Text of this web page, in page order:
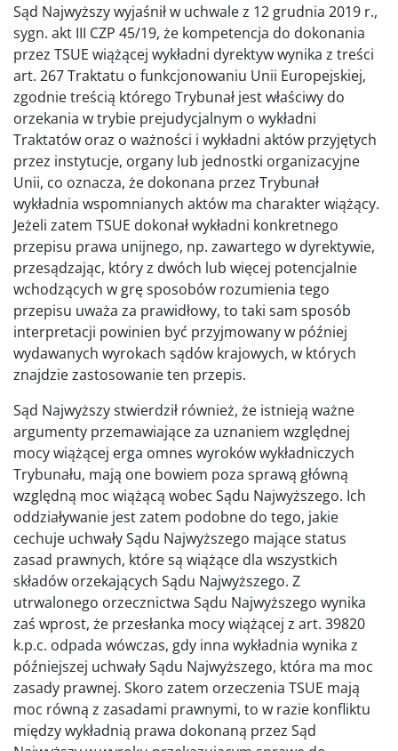
Sąd Najwyższy wyjaśnił w uchwale z 12 grudnia 2019 r.,
sygn. akt III CZP 45/19, że kompetencja do dokonania
przez TSUE wiążącej wykładni dyrektyw wynika z treści
art. 267 Traktatu o funkcjonowaniu Unii Europejskiej,
zgodnie treścią którego Trybunał jest właściwy do
orzekania w trybie prejudycjalnym o wykładni
Traktatów oraz o ważności i wykładni aktów przyjętych
przez instytucje, organy lub jednostki organizacyjne
Unii, co oznacza, że dokonana przez Trybunał
wykładnia wspomnianych aktów ma charakter wiążący.
Jeżeli zatem TSUE dokonał wykładni konkretnego
przepisu prawa unijnego, np. zawartego w dyrektywie,
przesądzając, który z dwóch lub więcej potencjalnie
wchodzących w grę sposobów rozumienia tego
przepisu uważa za prawidłowy, to taki sam sposób
interpretacji powinien być przyjmowany w później
wydawanych wyrokach sądów krajowych, w których
znajdzie zastosowanie ten przepis.
Sąd Najwyższy stwierdził również, że istnieją ważne
argumenty przemawiające za uznaniem względnej
mocy wiążącej erga omnes wyroków wykładniczych
Trybunału, mają one bowiem poza sprawą główną
względną moc wiążącą wobec Sądu Najwyższego. Ich
oddziaływanie jest zatem podobne do tego, jakie
cechuje uchwały Sądu Najwyższego mające status
zasad prawnych, które są wiążące dla wszystkich
składów orzekających Sądu Najwyższego. Z
utrwalonego orzecznictwa Sądu Najwyższego wynika
zaś wprost, że przesłanka mocy wiążącej z art. 39820
k.p.c. odpada wówczas, gdy inna wykładnia wynika z
późniejszej uchwały Sądu Najwyższego, która ma moc
zasady prawnej. Skoro zatem orzeczenia TSUE mają
moc równą z zasadami prawnymi, to w razie konfliktu
między wykładnią prawa dokonaną przez Sąd